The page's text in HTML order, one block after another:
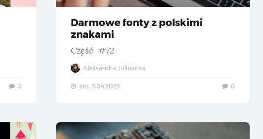
0
Darmowe fonty z polskimi
znakami
Część #72
Aleksandra Tulibacka
śro., 5.04.2023 0
Darmowe ilustracje #2 — Darmowe materiały dla projektanów